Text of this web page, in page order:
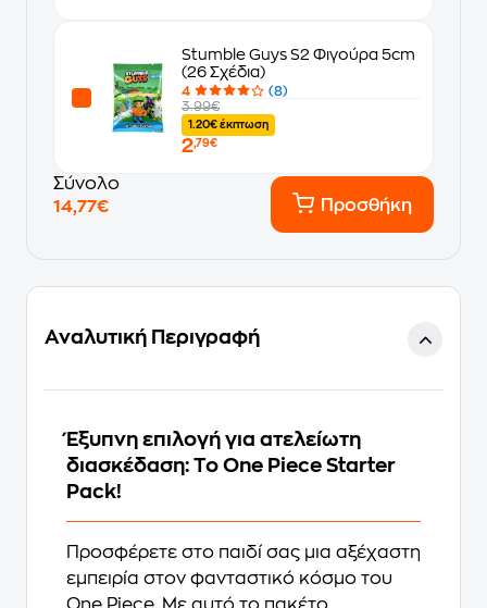
Stumble Guys S2 Φιγούρα 5cm
(26 Σχέδια)
4
(8)
3.99€
1.20€ έκπτωση
2,79€
Σύνολο
14,77€
Προσθήκη
Αναλυτική Περιγραφή
Έξυπνη επιλογή για ατελείωτη
διασκέδαση: Το One Piece Starter
Pack!
Προσφέρετε στο παιδί σας μια αξέχαστη
εμπειρία στον φανταστικό κόσμο του